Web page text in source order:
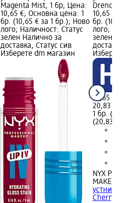
Magenta Mist, 1 бр; Цена:
10,65 €; Основна цена: 1
бр. (10,65 € за 1 бр.); Ново
лого; Наличност: Статус
зелен Налично за
доставка, Статус сив
Изберете dm магазин
10,65 €;
бр.
лого;
зелен
10,65 €
20,83
1 бр.
(20,83
NYX
MAKEUP
устни